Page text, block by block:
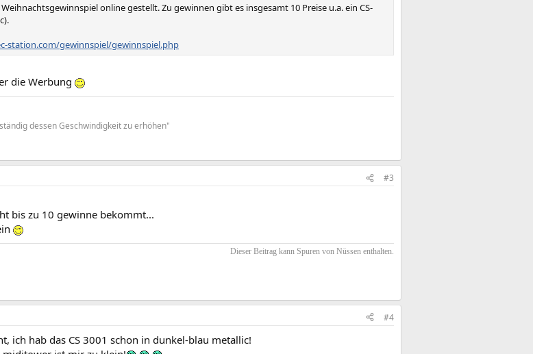
online gestellt. Zu gewinnen gibt es insgesamt 10 Preise u.a. ein CS-
station.com/gewinnspiel/gewinnspiel.php
die Werbung
dessen Geschwindigkeit zu erhöhen"
#3
bis zu 10 gewinne bekommt...
Dieser Beitrag kann Spuren von Nüssen enthalten.​
#4
ich hab das CS 3001 schon in dunkel-blau metallic!